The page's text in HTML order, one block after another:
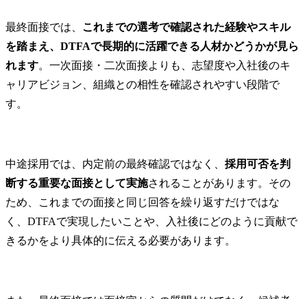
最終面接では、 これまでの選考で確認された経験やスキル
を踏まえ、DTFAで長期的に活躍できる人材かどうかが見ら
れます。一次面接・二次面接よりも、志望度や入社後のキ
ャリアビジョン、組織との相性を確認されやすい段階で
す。
中途採用では、内定前の最終確認ではなく、 採用可否を判
断する重要な面接として実施されることがあります。その
ため、これまでの面接と同じ回答を繰り返すだけではな
く、DTFAで実現したいことや、入社後にどのように貢献で
きるかをより具体的に伝える必要があります。